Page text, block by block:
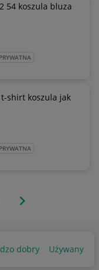
54 koszula bluza
shirt koszula jak
Następna strona
dobry Używany